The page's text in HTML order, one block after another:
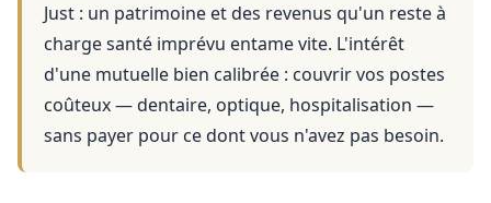
Just : un patrimoine et des revenus qu'un reste à
charge santé imprévu entame vite. L'intérêt
d'une mutuelle bien calibrée : couvrir vos postes
coûteux — dentaire, optique, hospitalisation —
sans payer pour ce dont vous n'avez pas besoin.